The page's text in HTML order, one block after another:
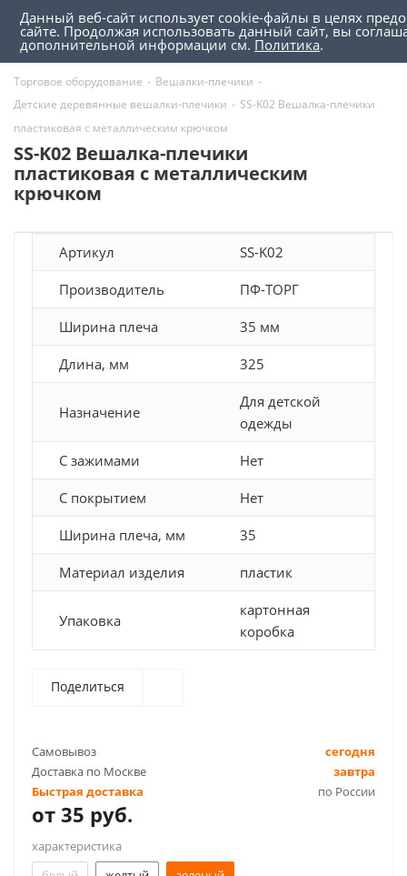
0
0
Торговое оборудование - Вешалки-плечики -
Детские деревянные вешалки-плечики - SS-K02 Вешалка-плечики
пластиковая с металлическим крючком
SS-K02 Вешалка-плечики
пластиковая с металлическим
крючком
Артикул SS-K02
Производитель ПФ-ТОРГ
Ширина плеча 35 мм
Длина, мм 325
Назначение
Для детской
одежды
С зажимами Нет
С покрытием Нет
Ширина плеча, мм 35
Материал изделия пластик
Упаковка
картонная
коробка
Поделиться
Самовывоз
сегодня
Доставка по Москве
завтра
Быстрая доставка
по России
от 35 руб.
характеристика
Данный веб-сайт использует cookie-файлы в целях
сайте. Продолжая использовать данный сайт, вы
дополнительной информации см. Политика.